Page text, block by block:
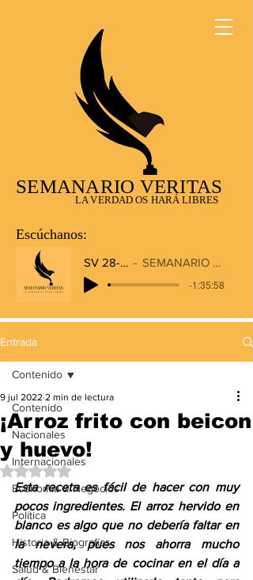
SEMANARIO VERITAS
LA VERDAD OS HARÁ LIBRES
Escúchanos:
SV 28-12-2025
SEMANARIO VERITAS RADIO
-1:35:58
Entrada
Contenido
Nacionales
Internacionales
Economía & Negocios
Política
Historia & Biografías
Salud & Bienestar
Contenido
¡Arroz frito con beicon
y huevo!
9 jul 2022 2 min de lectura
Obtuvo NaN de 5 estrellas.
Esta receta es fácil de hacer con muy
pocos ingredientes. El arroz hervido en
blanco es algo que no debería faltar en
la nevera, pues nos ahorra mucho
tiempo a la hora de cocinar en el día a